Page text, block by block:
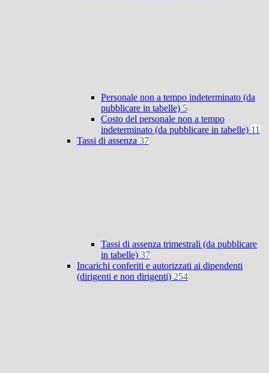
Personale non a tempo indeterminato (da
pubblicare in tabelle) 5
Costo del personale non a tempo
indeterminato (da pubblicare in tabelle) 11
Tassi di assenza 37
Tassi di assenza trimestrali (da pubblicare
in tabelle) 37
Incarichi conferiti e autorizzati ai dipendenti
(dirigenti e non dirigenti) 254